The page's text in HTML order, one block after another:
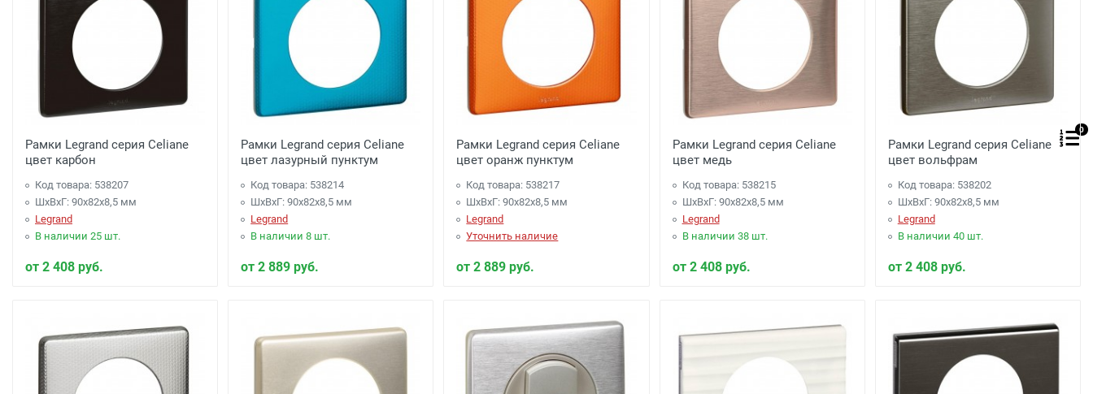
Рамки Legrand серия Celiane
цвет карбон
Код товара: 538207
ШхВхГ: 90x82x8,5 мм
Legrand
В наличии 25 шт.
от 2 408 руб.
Рамки Legrand серия Celiane
цвет лазурный пунктум
Код товара: 538214
ШхВхГ: 90x82x8,5 мм
Legrand
В наличии 8 шт.
от 2 889 руб.
Рамки Legrand серия Celiane
цвет оранж пунктум
Код товара: 538217
ШхВхГ: 90x82x8,5 мм
Legrand
Уточнить наличие
от 2 889 руб.
Рамки Legrand серия Celiane
цвет медь
Код товара: 538215
ШхВхГ: 90x82x8,5 мм
Legrand
В наличии 38 шт.
от 2 408 руб.
Рамки Legrand серия Celiane
цвет вольфрам
Код товара: 538202
ШхВхГ: 90x82x8,5 мм
Legrand
В наличии 40 шт.
от 2 408 руб.
0